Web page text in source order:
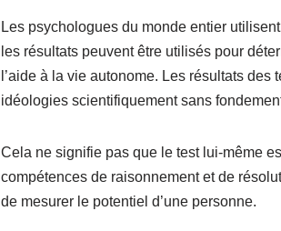
Les psychologues du monde entier
les résultats peuvent être utilisés pour
l’aide à la vie autonome. Les résultats
idéologies scientifiquement sans
Cela ne signifie pas que le test lui-même
compétences de raisonnement et de
de mesurer le potentiel d’une personne.